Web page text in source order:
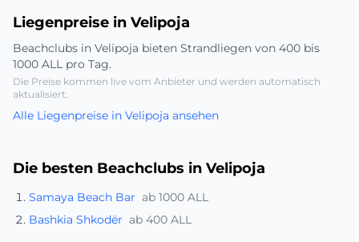
Liegenpreise in Velipoja
Beachclubs in Velipoja bieten Strandliegen von 400 bis
1000 ALL pro Tag.
Die Preise kommen live vom Anbieter und werden automatisch
aktualisiert.
Alle Liegenpreise in Velipoja ansehen
Die besten Beachclubs in Velipoja
Samaya Beach Bar ab 1000 ALL
Bashkia Shkodër ab 400 ALL